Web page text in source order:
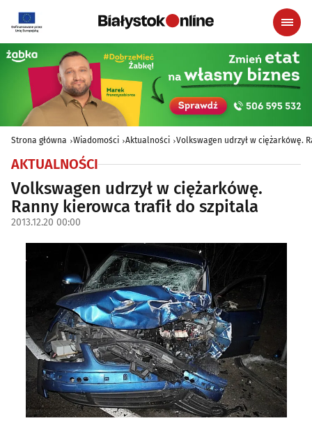
Strona główna Wiadomości Aktualności Volkswagen udrzył w ciężarkówę.
AKTUALNOŚCI
Volkswagen udrzył w ciężarkówę.
Ranny kierowca trafił do szpitala
2013.12.20 00:00